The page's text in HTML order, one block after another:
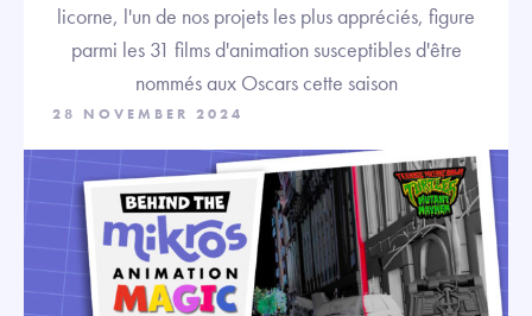
licorne, l'un de nos projets les plus appréciés, figure
parmi les 31 films d'animation susceptibles d'être
nommés aux Oscars cette saison
28 NOVEMBER 2024